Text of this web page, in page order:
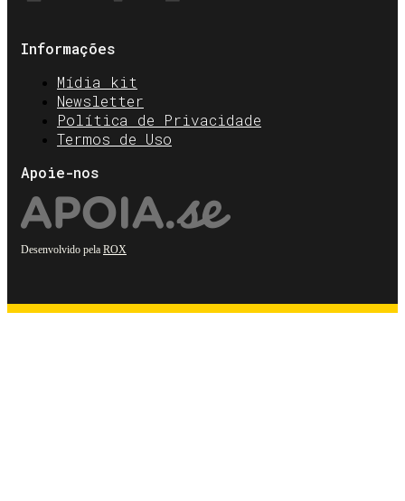
Informações
Mídia kit
Newsletter
Política de Privacidade
Termos de Uso
Apoie-nos
Desenvolvido pela ROX